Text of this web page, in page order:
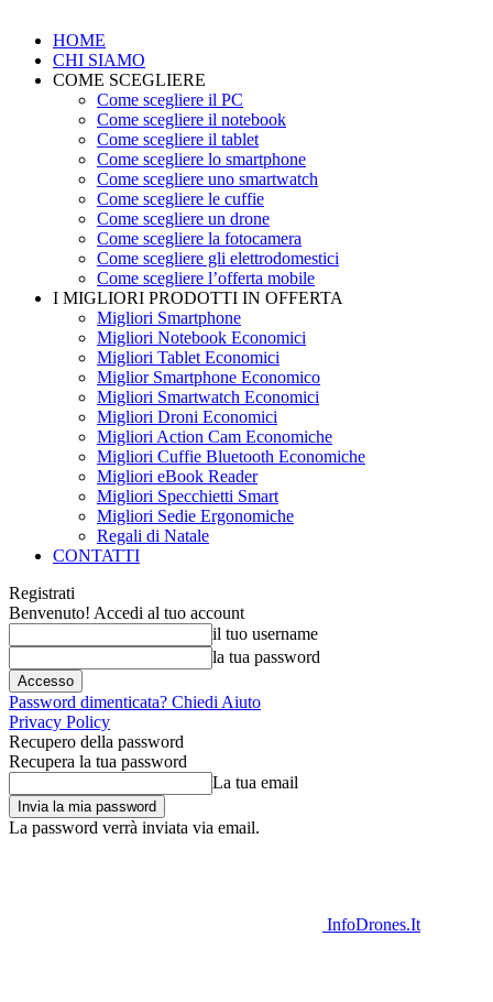
HOME
CHI SIAMO
COME SCEGLIERE
Come scegliere il PC
Come scegliere il notebook
Come scegliere il tablet
Come scegliere lo smartphone
Come scegliere uno smartwatch
Come scegliere le cuffie
Come scegliere un drone
Come scegliere la fotocamera
Come scegliere gli elettrodomestici
Come scegliere l’offerta mobile
I MIGLIORI PRODOTTI IN OFFERTA
Migliori Smartphone
Migliori Notebook Economici
Migliori Tablet Economici
Miglior Smartphone Economico
Migliori Smartwatch Economici
Migliori Droni Economici
Migliori Action Cam Economiche
Migliori Cuffie Bluetooth Economiche
Migliori eBook Reader
Migliori Specchietti Smart
Migliori Sedie Ergonomiche
Regali di Natale
CONTATTI
Registrati
Benvenuto! Accedi al tuo account
il tuo username
la tua password
Password dimenticata? Chiedi Aiuto
Privacy Policy
Recupero della password
Recupera la tua password
La tua email
La password verrà inviata via email.
InfoDrones.It